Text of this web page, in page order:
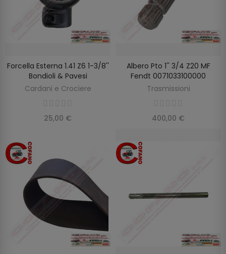
AGGIUNGI AL CARRELLO
Forcella Esterna 1.41 Z6 1-3/8''
Bondioli & Pavesi
Cardani e Crociere
25,00 €
AGGIUNGI AL CARRELLO
Albero Pto 1'' 3/4 Z20 MF
Fendt 0071033100000
Trasmissioni
400,00 €